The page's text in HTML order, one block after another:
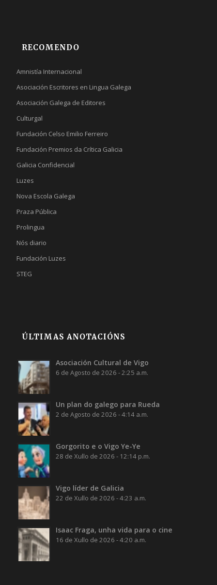
RECOMENDO
Amnistía Internacional
Asociación Escritores en Lingua Galega
Asociación Galega de Editores
Culturgal
Fundación Celso Emilio Ferreiro
Fundación Premios da Crítica Galicia
Galicia Confidencial
Luzes
Nova Escola Galega
Praza Pública
Prolingua
Nós diario
Fundación Luzes
STEG
ÚLTIMAS ANOTACIÓNS
Asociación Cultural de Vigo
6 de Agosto de 2026 - 2:25 a.m.
Un plan do galego para Rueda
2 de Agosto de 2026 - 4:14 a.m.
Gorgorito e o Vigo Ye-Ye
28 de Xullo de 2026 - 12:14 p.m.
Vigo líder de Galicia
22 de Xullo de 2026 - 4:23 a.m.
Isaac Fraga, unha vida para o cine
16 de Xullo de 2026 - 4:20 a.m.